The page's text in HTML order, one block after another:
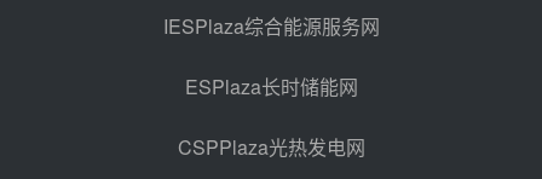
热发电工程EPC总承包项目熔盐截
昊森机电中标新疆华电天山北麓基
地100MW光热发电工程EPC总承
包项目熔盐介质超声波流量计采购
前天 08-05 17:09
IESPlaza综合能源服务网
ESPlaza长时储能网
CSPPlaza光热发电网